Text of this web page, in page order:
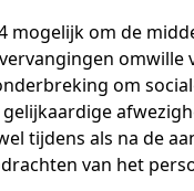
omwille
om
tijdens als na de
van het